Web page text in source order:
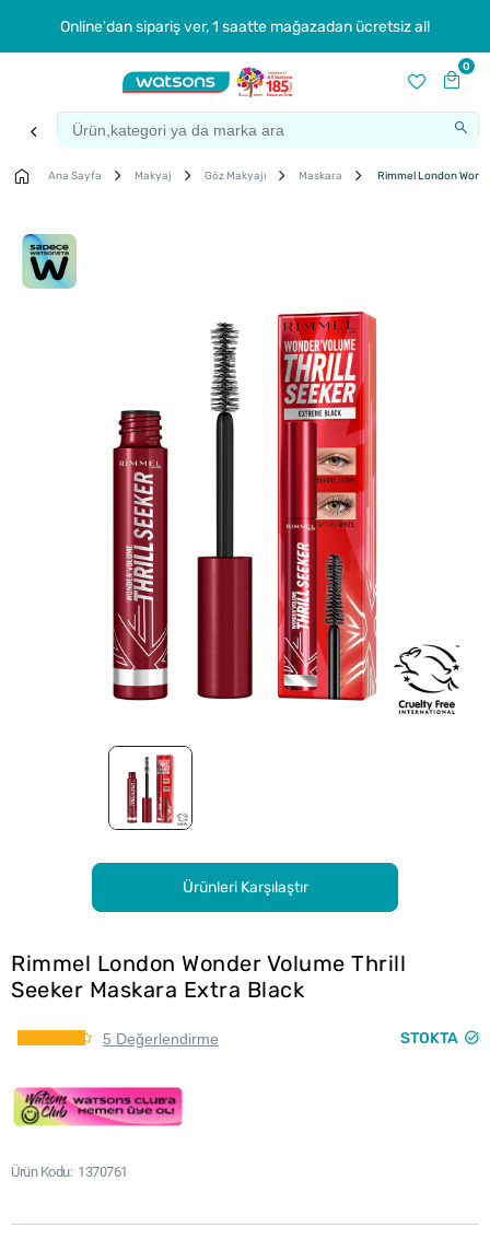
Online'dan sipariş ver, 1 saatte mağazadan ücretsiz al!
0
Ana Sayfa Makyaj Göz Makyajı Maskara Rimmel London
Ürünleri Karşılaştır
Rimmel London Wonder Volume Thrill
Seeker Maskara Extra Black
5 Değerlendirme STOKTA
Ürün Kodu 1370761